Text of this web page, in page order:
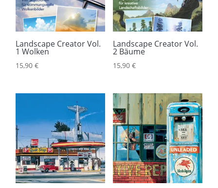
Landscape Creator Vol.
1 Wolken
15,90 €
Landscape Creator Vol.
2 Bäume
15,90 €